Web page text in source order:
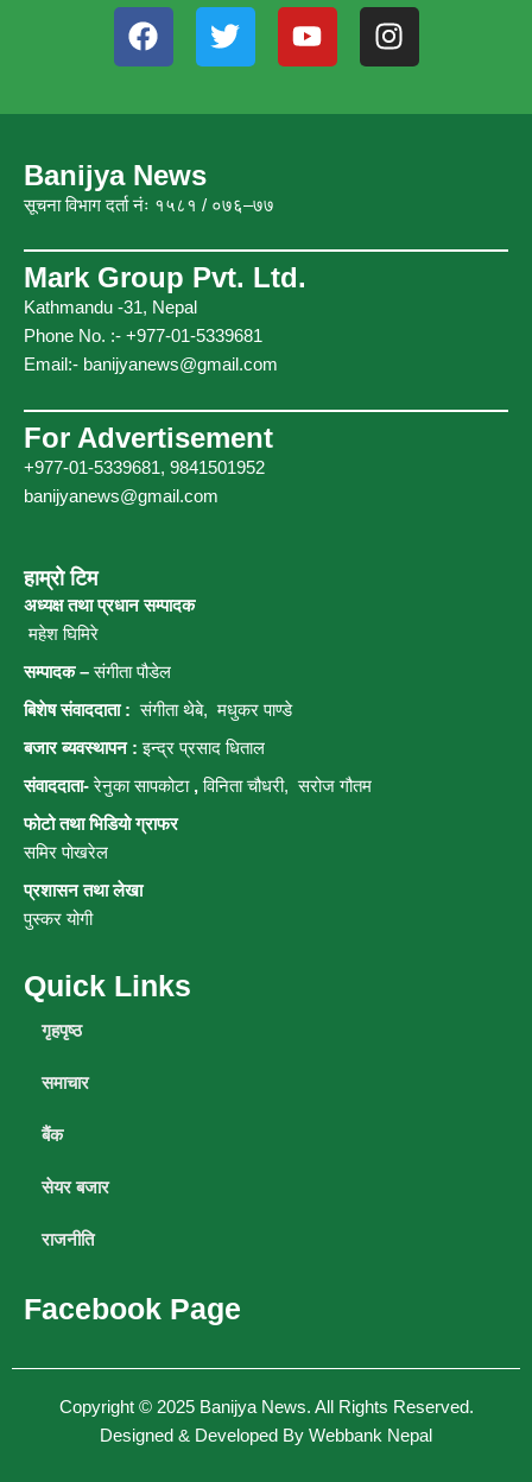
F
a
e
o
o
T
w
t
r
Y
o
t
I
n
t
m
Banijya News
सूचना विभाग दर्ता नंः १५८१ / ०७६–७७
Mark Group Pvt. Ltd.
Kathmandu -31, Nepal
Phone No. :- +977-01-5339681
Email:- banijyanews@gmail.com
For Advertisement
+977-01-5339681, 9841501952
banijyanews@gmail.com
हाम्रो टिम
अध्यक्ष तथा प्रधान सम्पादक
महेश घिमिरे
सम्पादक –संगीता पौडेल
बिशेष संवाददाता : संगीता थेबे,मधुकर पाण्डे
बजार ब्यवस्थापन : इन्द्र प्रसाद धिताल
संवाददाता-रेनुका सापकोटा, विनिता चौधरी, सरोज गौतम
फोटो तथा भिडियो ग्राफर
समिर पोखरेल
प्रशासन तथा लेखा
पुस्कर योगी
Quick Links
गृहपृष्ठ
समाचार
बैंक
सेयर बजार
राजनीति
Facebook Page
Copyright © 2025 Banijya News. All Rights Reserved.
Designed & Developed By Webbank Nepal